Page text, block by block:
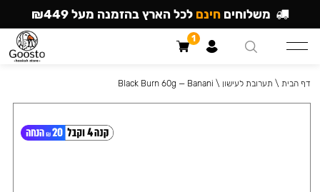
דף הבית \ תערובת לעישון \
Black Burn 60g — Banani
משלוחים חינם לכל הארץ בהזמנה מעל ₪449
1